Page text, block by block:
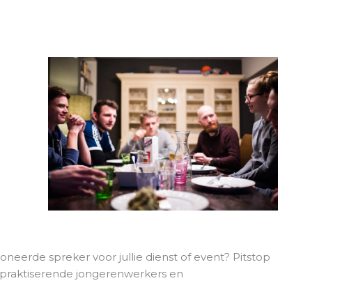
spreker voor jullie dienst of event? Pitstop
jongerenwerkers en